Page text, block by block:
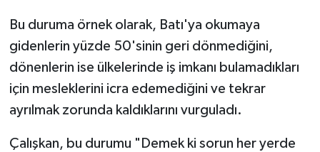
Bu duruma örnek olarak, Batı'ya okumaya
gidenlerin yüzde 50'sinin geri dönmediğini,
dönenlerin ise ülkelerinde iş imkanı bulamadıkları
için mesleklerini icra edemediğini ve tekrar
ayrılmak zorunda kaldıklarını vurguladı.
Çalışkan, bu durumu "Demek ki sorun her yerde